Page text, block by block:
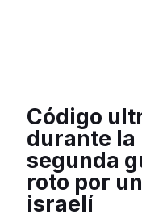
Código
durante
segunda
roto por
israelí